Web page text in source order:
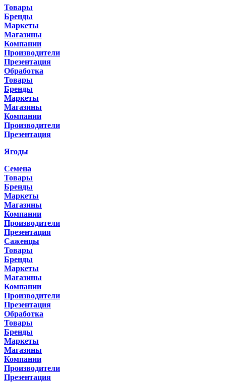
Товары
Бренды
Маркеты
Магазины
Компании
Производители
Презентация
Обработка
Товары
Бренды
Маркеты
Магазины
Компании
Производители
Презентация
Ягоды
Семена
Товары
Бренды
Маркеты
Магазины
Компании
Производители
Презентация
Саженцы
Товары
Бренды
Маркеты
Магазины
Компании
Производители
Презентация
Обработка
Товары
Бренды
Маркеты
Магазины
Компании
Производители
Презентация